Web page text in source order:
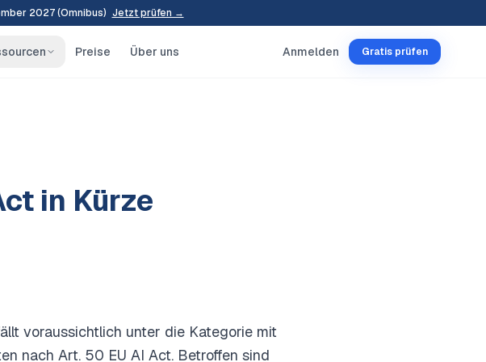
2027 (Omnibus) Jetzt prüfen →
Preise Über uns Anmelden Gratis prüfen
in Kürze
voraussichtlich unter die Kategorie mit
nach Art. 50 EU AI Act. Betroffen sind